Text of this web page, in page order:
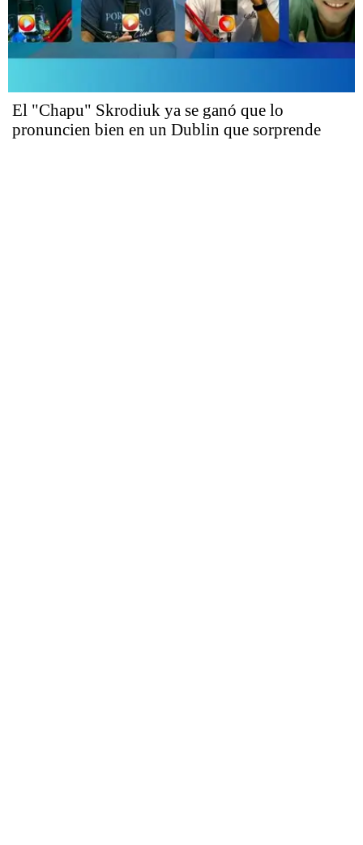
El "Chapu" Skrodiuk ya se ganó que lo
pronuncien bien en un Dublin que sorprende